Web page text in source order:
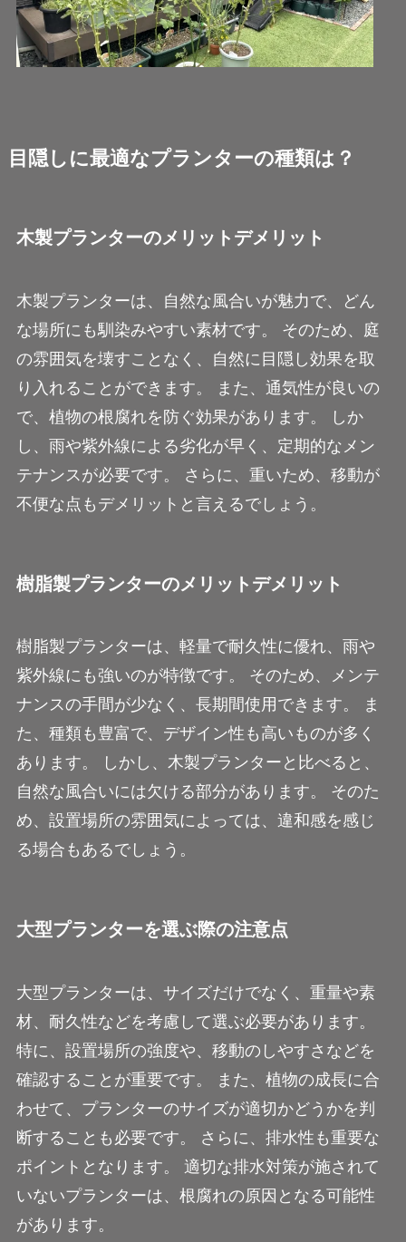
目隠しに最適なプランターの種類は？
木製プランターのメリットデメリット
木製プランターは、自然な風合いが魅力で、どん
な場所にも馴染みやすい素材です。 そのため、庭
の雰囲気を壊すことなく、自然に目隠し効果を取
り入れることができます。 また、通気性が良いの
で、植物の根腐れを防ぐ効果があります。 しか
し、雨や紫外線による劣化が早く、定期的なメン
テナンスが必要です。 さらに、重いため、移動が
不便な点もデメリットと言えるでしょう。
樹脂製プランターのメリットデメリット
樹脂製プランターは、軽量で耐久性に優れ、雨や
紫外線にも強いのが特徴です。 そのため、メンテ
ナンスの手間が少なく、長期間使用できます。 ま
た、種類も豊富で、デザイン性も高いものが多く
あります。 しかし、木製プランターと比べると、
自然な風合いには欠ける部分があります。 そのた
め、設置場所の雰囲気によっては、違和感を感じ
る場合もあるでしょう。
大型プランターを選ぶ際の注意点
大型プランターは、サイズだけでなく、重量や素
材、耐久性などを考慮して選ぶ必要があります。
特に、設置場所の強度や、移動のしやすさなどを
確認することが重要です。 また、植物の成長に合
わせて、プランターのサイズが適切かどうかを判
断することも必要です。 さらに、排水性も重要な
ポイントとなります。 適切な排水対策が施されて
いないプランターは、根腐れの原因となる可能性
があります。